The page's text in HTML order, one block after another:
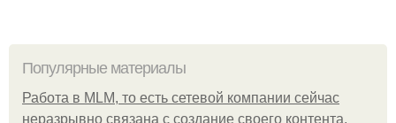
Популярные материалы
Работа в MLM, то есть сетевой компании сейчас
неразрывно связана с создание своего контента,